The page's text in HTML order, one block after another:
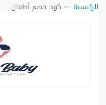
الرئيسية — كود خصم أطفال